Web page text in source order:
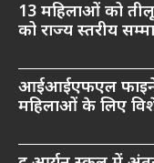
13 महिलाओं को तीलू
को राज्य स्तरीय
आईआईएफएल
महिलाओं के लिए